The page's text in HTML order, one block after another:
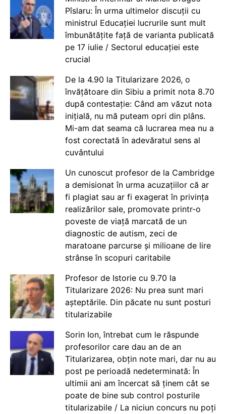
Pîslaru: În urma ultimelor discuții cu
ministrul Educației lucrurile sunt mult
îmbunătățite față de varianta publicată
pe 17 iulie / Sectorul educației este
crucial
De la 4.90 la Titularizare 2026, o
învățătoare din Sibiu a primit nota 8.70
după contestație: Când am văzut nota
inițială, nu mă puteam opri din plâns.
Mi-am dat seama că lucrarea mea nu a
fost corectată în adevăratul sens al
cuvântului
Un cunoscut profesor de la Cambridge
a demisionat în urma acuzațiilor că ar
fi plagiat sau ar fi exagerat în privința
realizărilor sale, promovate printr-o
poveste de viață marcată de un
diagnostic de autism, zeci de
maratoane parcurse și milioane de lire
strânse în scopuri caritabile
Profesor de Istorie cu 9.70 la
Titularizare 2026: Nu prea sunt mari
așteptările. Din păcate nu sunt posturi
titularizabile
Sorin Ion, întrebat cum le răspunde
profesorilor care dau an de an
Titularizarea, obțin note mari, dar nu au
post pe perioadă nedeterminată: În
ultimii ani am încercat să ținem cât se
poate de bine sub control posturile
titularizabile / La niciun concurs nu poți